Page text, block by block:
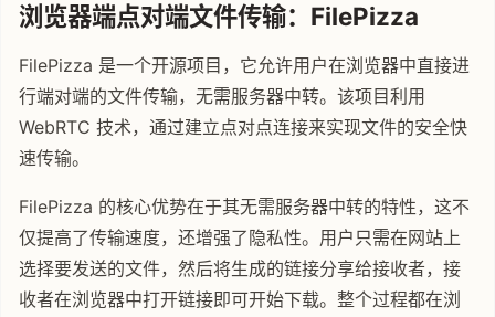
浏览器端点对端文件传输：FilePizza
FilePizza 是一个开源项目，它允许用户在浏览器中直接进
行端对端的文件传输，无需服务器中转。该项目利用
WebRTC 技术，通过建立点对点连接来实现文件的安全快
速传输。
FilePizza 的核心优势在于其无需服务器中转的特性，这不
仅提高了传输速度，还增强了隐私性。用户只需在网站上
选择要发送的文件，然后将生成的链接分享给接收者，接
收者在浏览器中打开链接即可开始下载。整个过程都在浏